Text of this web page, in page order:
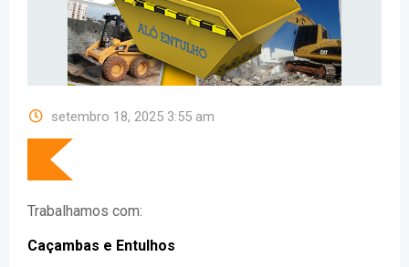
setembro 18, 2025 3:55 am
Trabalhamos com:
Caçambas e Entulhos